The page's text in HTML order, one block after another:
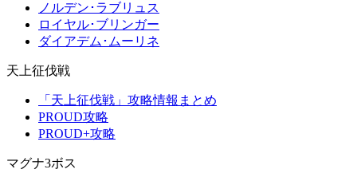
ノルデン･ラブリュス
ロイヤル･ブリンガー
ダイアデム･ムーリネ
天上征伐戦
「天上征伐戦」攻略情報まとめ
PROUD攻略
PROUD+攻略
マグナ3ボス